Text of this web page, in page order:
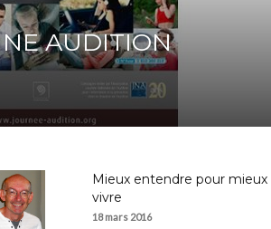
AUDITION
Mieux entendre pour mieux
vivre
18 mars 2016